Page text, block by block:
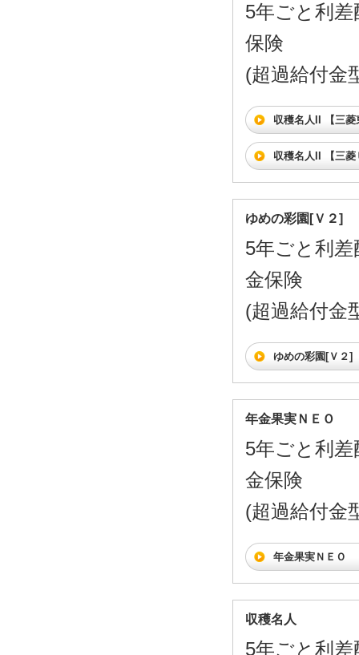
5年ごと利
保険
(超過給付金
収穫名人II 【三
収穫名人II 【三
ゆめの彩園[Ｖ２]
5年ごと利
金保険
(超過給付金
ゆめの彩園[Ｖ２]
年金果実ＮＥＯ
5年ごと利
金保険
(超過給付金
年金果実ＮＥＯ
収穫名人
5年ごと利